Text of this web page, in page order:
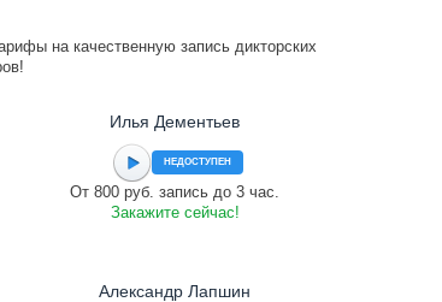
на качественную запись дикторских
Илья Дементьев
НЕДОСТУПЕН
От 800 руб. запись до 3 час.
Закажите сейчас!
Александр Лапшин